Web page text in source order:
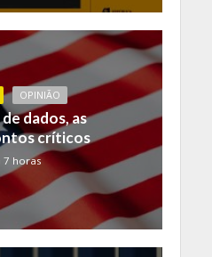
OPINIÃO
dados, as
críticos
7 horas